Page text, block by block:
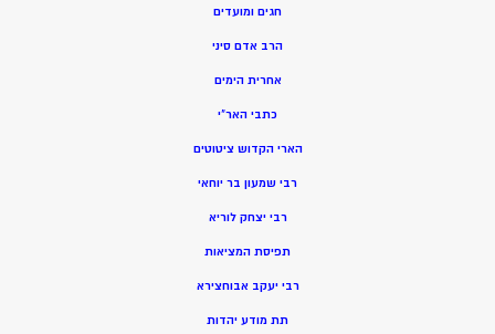
חגים ומועדים
הרב אדם סיני
אחרית הימים
כתבי האר”י
הארי הקדוש ציטוטים
רבי שמעון בר יוחאי
רבי יצחק לוריא
תפיסת המציאות
רבי יעקב אבוחצירא
תת מודע יהדות